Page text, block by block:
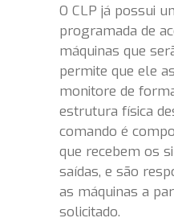
O CLP já possui
programada de
máquinas que
permite que ele
monitore de
estrutura física
comando é
que recebem os
saídas, e são
as máquinas a
solicitado.